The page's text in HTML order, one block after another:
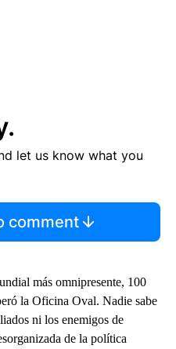
let us know what you
comment
más omnipresente, 100
la Oficina Oval. Nadie sabe
ni los enemigos de
de la política